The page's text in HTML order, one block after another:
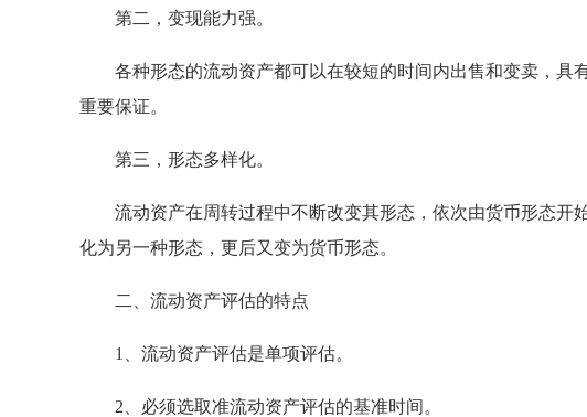
第二，变现能力强。
各种形态的流动资产都可以在较短的时间内出售和变卖，具
重要保证。
第三，形态多样化。
流动资产在周转过程中不断改变其形态，依次由货币形态开
化为另一种形态，更后又变为货币形态。
二、流动资产评估的特点
1、流动资产评估是单项评估。
2、必须选取准流动资产评估的基准时间。